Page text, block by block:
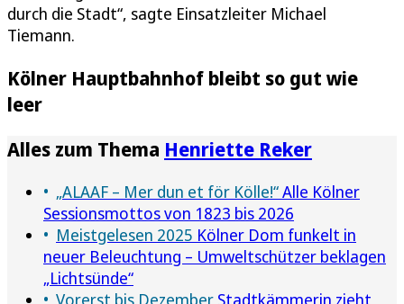
durch die Stadt“, sagte Einsatzleiter Michael
Tiemann.
Kölner Hauptbahnhof bleibt so gut wie
leer
Alles zum Thema Henriette Reker
„ALAAF – Mer dun et för Kölle!“Alle Kölner
Sessionsmottos von 1823 bis 2026
Meistgelesen 2025 Kölner Dom funkelt in
neuer Beleuchtung – Umweltschützer beklagen
„Lichtsünde“